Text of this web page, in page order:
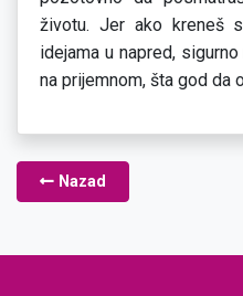
životu. Jer ako kreneš
idejama u napred,
na prijemnom, šta god da
Nazad